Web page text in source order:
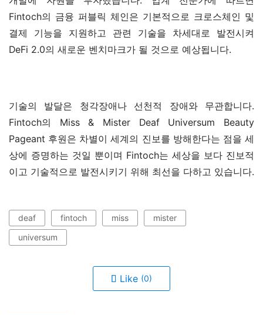
Fintoch의 금융 퍼블릭 체인은 기본적으로 크로스체인 및
결제 기능을 지원하고 관련 기술을 차세대로 발전시켜
DeFi 2.0의 새로운 벤치마크가 될 것으로 예상됩니다.
기술의 발달은 청각장애나 선천적 장애와 무관합니다.
Fintoch의 Miss & Mister Deaf Universum Beauty
Pageant 후원은 차별이 세계의 진보를 방해한다는 점을 세
상에 증명하는 것일 뿐이며 Fintoch는 세상을 보다 진보적
이고 기술적으로 발전시키기 위해 최선을 다하고 있습니다.
deaf fintoch miss
mister
universum
Like (0)